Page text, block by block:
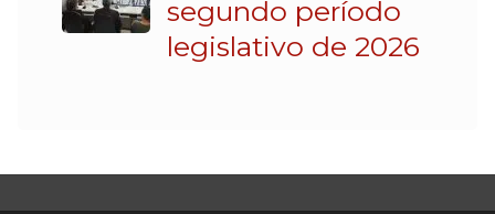
segundo período
legislativo de 2026